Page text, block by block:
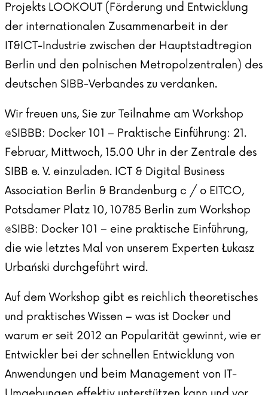
Projekts LOOKOUT (Förderung und Entwicklung
der internationalen Zusammenarbeit in der
IT&ICT-Industrie zwischen der Hauptstadtregion
Berlin und den polnischen Metropolzentralen) des
deutschen SIBB-Verbandes zu verdanken.
Wir freuen uns, Sie zur Teilnahme am Workshop
@SIBBB: Docker 101 – Praktische Einführung: 21.
Februar, Mittwoch, 15.00 Uhr in der Zentrale des
SIBB e. V. einzuladen. ICT & Digital Business
Association Berlin & Brandenburg c / o EITCO,
Potsdamer Platz 10, 10785 Berlin zum Workshop
@SIBB: Docker 101 – eine praktische Einführung,
die wie letztes Mal von unserem Experten Łukasz
Urbański durchgeführt wird.
Auf dem Workshop gibt es reichlich theoretisches
und praktisches Wissen – was ist Docker und
warum er seit 2012 an Popularität gewinnt, wie er
Entwickler bei der schnellen Entwicklung von
Anwendungen und beim Management von IT-